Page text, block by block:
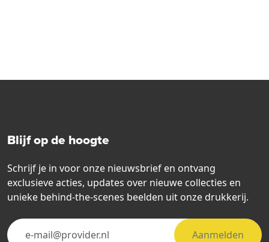
Blijf op de hoogte
Schrijf je in voor onze nieuwsbrief en ontvang
exclusieve acties, updates over nieuwe collecties en
unieke behind-the-scenes beelden uit onze drukkerij.
Aanmelden